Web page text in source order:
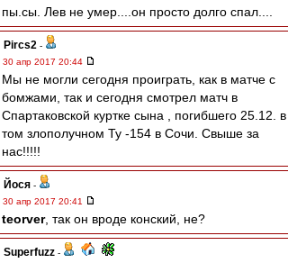
пы.сы. Лев не умер....он просто долго спал....
Pircs2 -
30 апр 2017 20:44
Мы не могли сегодня проиграть, как в матче с
бомжами, так и сегодня смотрел матч в
Спартаковской куртке сына , погибшего 25.12. в
том злополучном Ту -154 в Сочи. Свыше за
нас!!!!!
Йося -
30 апр 2017 20:41
teorver, так он вроде конский, не?
Superfuzz -